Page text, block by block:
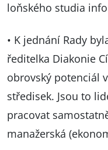
loňského studia
• K jednání Rady
ředitelka Diakonie
obrovský potenciál
středisek. Jsou to
pracovat
manažerská